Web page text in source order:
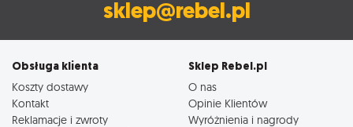
sklep@rebel.pl
Obsługa klienta
Koszty dostawy
Kontakt
Reklamacje i zwroty
Sklep Rebel.pl
O nas
Opinie Klientów
Wyróżnienia i nagrody